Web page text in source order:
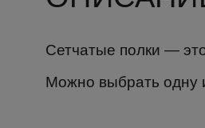
Сетчатые полки —
Можно выбрать одну